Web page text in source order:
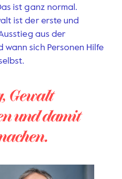
ist ganz normal.
ist der erste und
aus der
sich Personen Hilfe
Gewalt
und damit